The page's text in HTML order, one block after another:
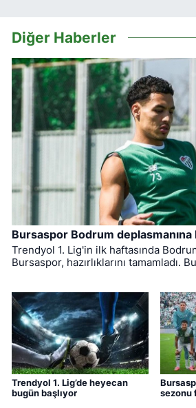
Diğer Haberler
Bursaspor Bodrum deplasmanına
Trendyol 1. Lig'in ilk haftasında
Bursaspor, hazırlıklarını tamamladı.
Trendyol 1. Lig’de heyecan
bugün başlıyor
sezonu